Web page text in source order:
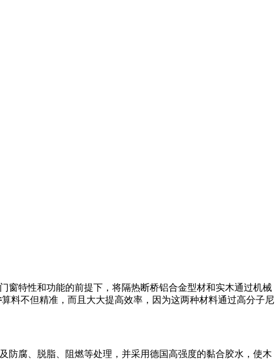
窗特性和功能的前提下，将隔热断桥铝合金型材和实木通过机械
算料不但精准，而且大大提高效率，因为这两种材料通过高分子尼
腐、脱脂、阻燃等处理，并采用德国高强度的黏合胶水，使木